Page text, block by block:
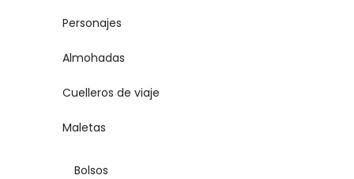
Personajes
Almohadas
Cuelleros de viaje
Maletas
Bolsos